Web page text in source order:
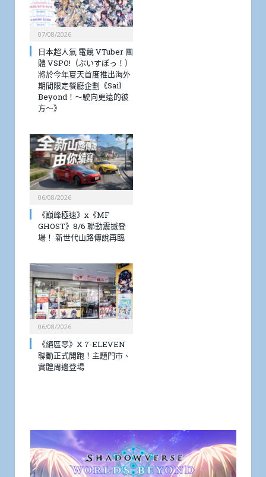
07/08/2026
日本超人氣 電競 VTuber 團
體 VSPO!（ぶいすぽっ！）
將於今年夏天首度推出海外
期間限定餐廳企劃《Sail
Beyond！～駛向更遠的彼
方～》
06/08/2026
《巔峰極速》x《MF
GHOST》8/6 聯動震撼登
場！ 新世代山路傳說再臨
06/08/2026
《絕區零》X 7-ELEVEN
聯動正式開跑！主題門市、
實體周邊登場